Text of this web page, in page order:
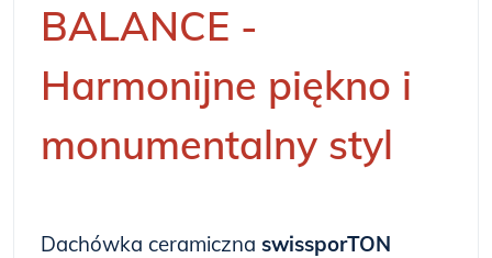
BALANCE -
Harmonijne piękno i
monumentalny styl
Dachówka ceramiczna swissporTON